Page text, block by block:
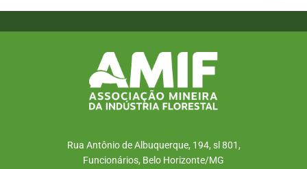
Rua Antônio de Albuquerque, 194, sl 801,
Funcionários, Belo Horizonte/MG